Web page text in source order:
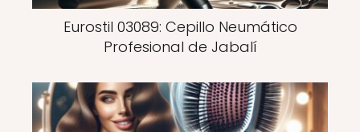
Eurostil 03089: Cepillo Neumático
Profesional de Jabalí